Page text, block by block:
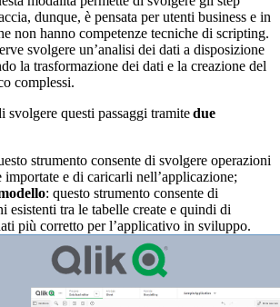
dunque, è pensata per utenti business e in
non hanno competenze tecniche di scripting.
svolgere un’analisi dei dati a disposizione
la trasformazione dei dati e la creazione del
complessi.
svolgere questi passaggi tramitedue
strumento consente di svolgere operazioni
importate e di caricarli nell’applicazione;
: questo strumento consente di
esistenti tra le tabelle create e quindi di
più corretto per l’applicativo in sviluppo.